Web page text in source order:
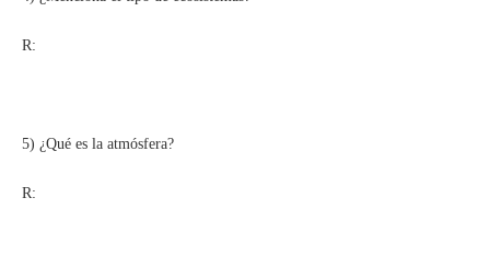
R:
5) ¿Qué es la atmósfera?
R: